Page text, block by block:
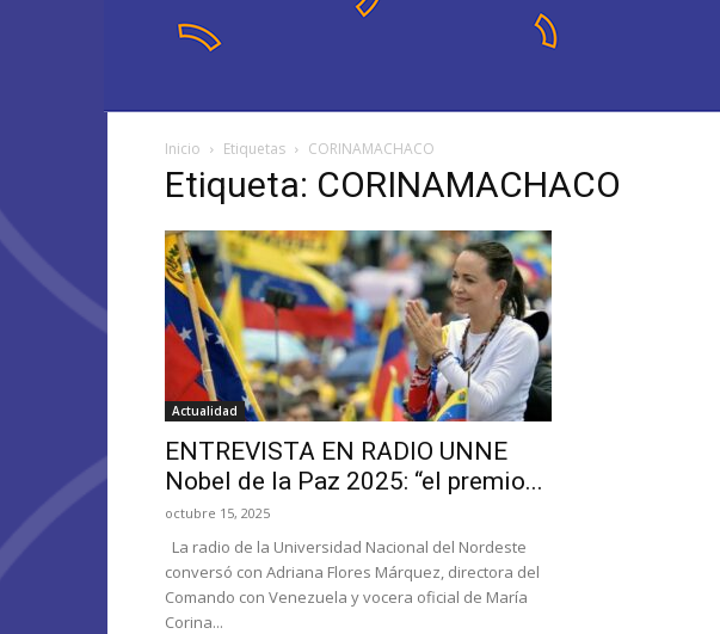
Inicio Etiquetas CORINAMACHACO
Etiqueta: CORINAMACHACO
Actualidad
ENTREVISTA EN RADIO UNNE
Nobel de la Paz 2025: “el premio...
octubre 15, 2025
La radio de la Universidad Nacional del Nordeste
conversó con Adriana Flores Márquez, directora del
Comando con Venezuela y vocera oficial de María
Corina...